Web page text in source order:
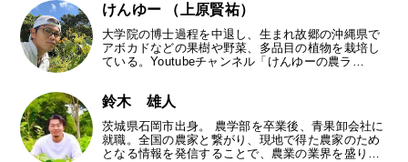
けんゆー （上原賢祐）
大学院の博士過程を中退し、生まれ故郷の沖縄県で
アボカドなどの果樹や野菜、多品目の植物を栽培し
ている。Youtubeチャンネル「けんゆーの農ラ…
鈴木 雄人
茨城県石岡市出身。 農学部を卒業後、青果卸会社に
就職。全国の農家と繋がり、現地で得た農家のため
となる情報を発信することで、農業の業界を盛り…